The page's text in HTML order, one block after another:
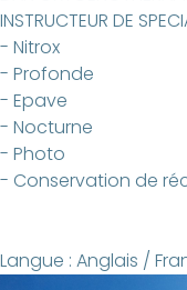
INSTRUCTEUR DE
- Nitrox
- Profonde
- Epave
- Nocturne
- Photo
- Conservation de
Langue : Anglais /